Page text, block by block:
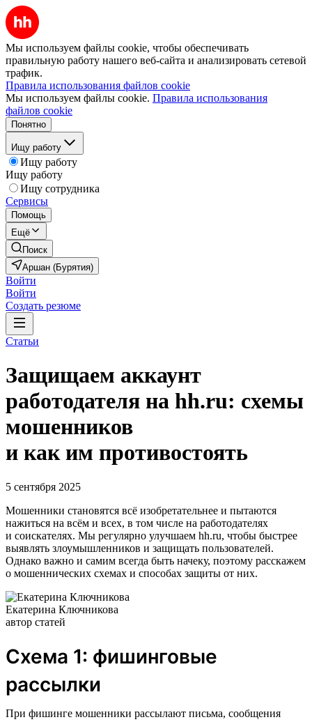
Мы используем файлы cookie, чтобы обеспечивать
правильную работу нашего веб-сайта и анализировать сетевой
трафик.
Правила использования файлов cookie
Мы используем файлы cookie. Правила использования
файлов cookie
Понятно
Ищу работу
Ищу работу
Ищу работу
Ищу сотрудника
Сервисы
Помощь
Ещё
Поиск
Аршан (Бурятия)
Войти
Войти
Создать резюме
Статьи
Защищаем аккаунт
работодателя на hh.ru: схемы
мошенников
и как им противостоять
5 сентября 2025
Мошенники становятся всё изобретательнее и пытаются
нажиться на всём и всех, в том числе на работодателях
и соискателях. Мы регулярно улучшаем hh.ru, чтобы быстрее
выявлять злоумышленников и защищать пользователей.
Однако важно и самим всегда быть начеку, поэтому расскажем
о мошеннических схемах и способах защиты от них.
Екатерина Ключникова
автор статей
Схема 1: фишинговые
рассылки
При фишинге мошенники рассылают письма, сообщения